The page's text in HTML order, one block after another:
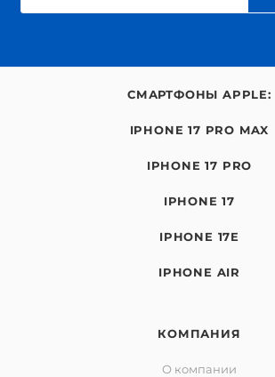
СМАРТФОНЫ APPLE:
IPHONE 17 PRO MAX
IPHONE 17 PRO
IPHONE 17
IPHONE 17E
IPHONE AIR
КОМПАНИЯ
О компании